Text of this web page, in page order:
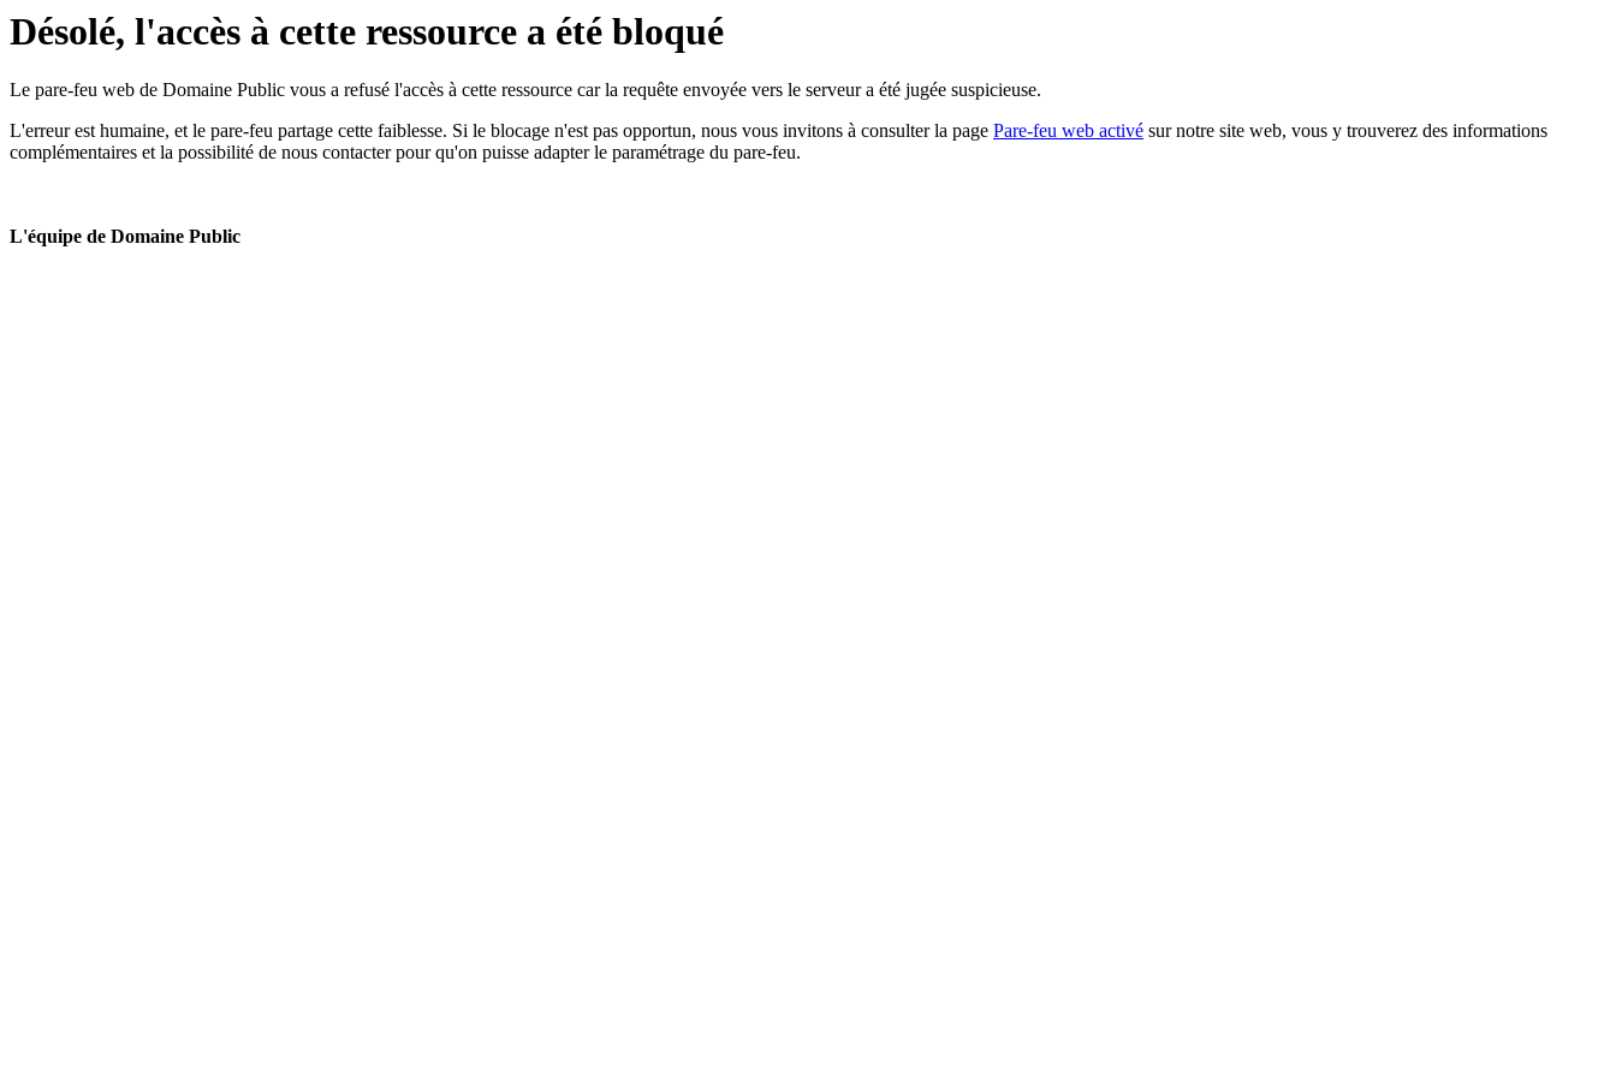
Désolé, l'accès à cette ressource a été bloqué
Le pare-feu web de Domaine Public vous a refusé l'accès à cette ressource car la requête envoyée vers le serveur a été jugée suspicieuse.
L'erreur est humaine, et le pare-feu partage cette faiblesse. Si le blocage n'est pas opportun, nous vous invitons à consulter la page Pare-feu web activé sur notre site web, vous y trouverez des informations
complémentaires et la possibilité de nous contacter pour qu'on puisse adapter le paramétrage du pare-feu.
L'équipe de Domaine Public